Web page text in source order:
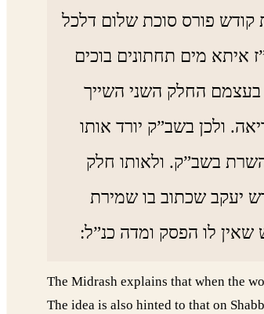
קודש פורס סוכת שלום דלכל
איתא מים תחתונים בוכים
החלק השני השייך
ולכן בשב”ק יורד אותו
בשב”ק. ולאותו חלק
יעקב שכתוב בו שמירת
לו הפסק ומדה כנ”ל:
The Midrash explains that when the
The idea is also hinted to that on